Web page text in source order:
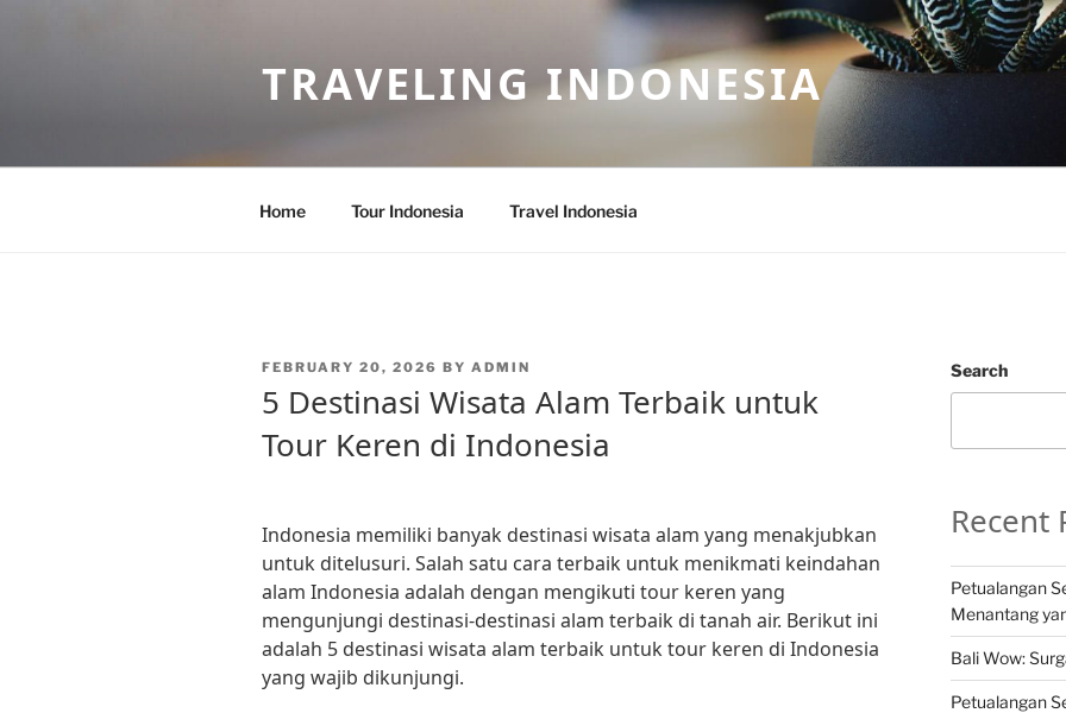
TRAVELING INDONESIA
Home Tour Indonesia Travel Indonesia
POSTED
FEBRUARY 20, 2026 BY ADMIN
5 Destinasi Wisata Alam Terbaik untuk
Tour Keren di Indonesia
Indonesia memiliki banyak destinasi wisata alam yang menakjubkan
untuk ditelusuri. Salah satu cara terbaik untuk menikmati keindahan
alam Indonesia adalah dengan mengikuti tour keren yang
mengunjungi destinasi-destinasi alam terbaik di tanah air. Berikut ini
adalah 5 destinasi wisata alam terbaik untuk tour keren di Indonesia
yang wajib dikunjungi.
Search
Recent
Petualangan
Menantang
Bali Wow:
Petualangan